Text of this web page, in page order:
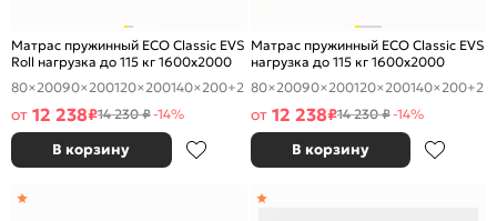
Матрас пружинный ECO Classic EVS
Roll нагрузка до 115 кг 1600x2000
80×20090×200120×200140×200+2
от 12 238₽14 230 ₽-14%
В корзину
Матрас пружинный ECO Classic EVS
нагрузка до 115 кг 1600x2000
80×20090×200120×200140×200+2
от 12 238₽14 230 ₽-14%
В корзину